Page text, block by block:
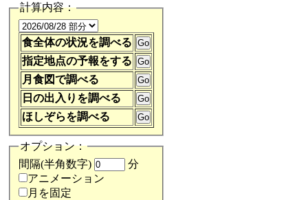
計算内容：
食全体の状況を調べる
指定地点の予報をする
月食図で調べる
日の出入りを調べる
ほしぞらを調べる
オプション：
間隔(半角数字)
分
アニメーション
月を固定